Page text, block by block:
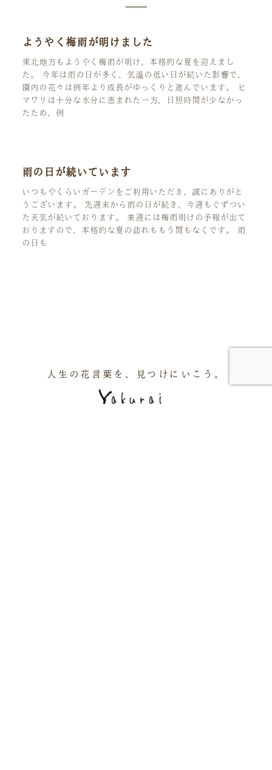
ようやく梅雨が明けました
東北地方もようやく梅雨が明け、本格的な夏を迎えまし
た。 今年は雨の日が多く、気温の低い日が続いた影響で、
園内の花々は例年より成長がゆっくりと進んでいます。 ヒ
マワリは十分な水分に恵まれた一方、日照時間が少なかっ
たため、例
雨の日が続いています
いつもやくらいガーデンをご利用いただき、誠にありがと
うございます。 先週末から雨の日が続き、今週もぐずつい
た天気が続いております。 来週には梅雨明けの予報が出て
おりますので、本格的な夏の訪れももう間もなくです。 雨
の日も
人生の花言葉を、見つけにいこう。